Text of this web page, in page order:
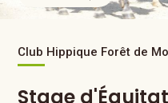
Club Hippique Forêt de
Stage